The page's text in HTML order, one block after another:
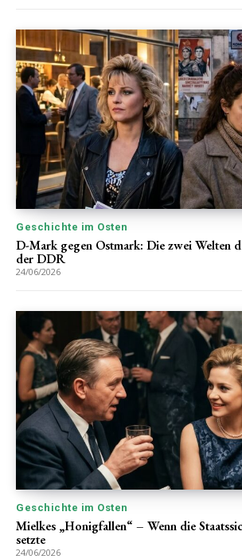
Geschichte im Osten
D-Mark gegen Ostmark: Die zwei Welten
der DDR
24/06/2026
Geschichte im Osten
Mielkes „Honigfallen“ – Wenn die
setzte
24/06/2026